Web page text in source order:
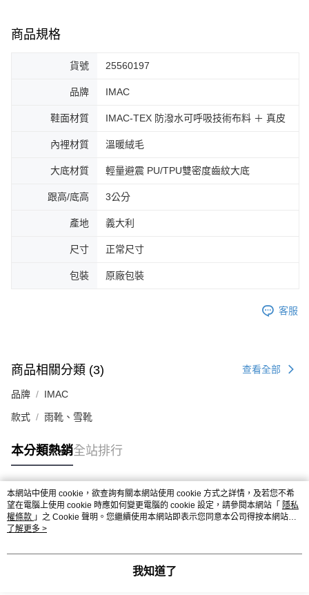
商品規格
貨號 25560197
品牌 IMAC
鞋面材質 IMAC-TEX 防潑水可呼吸技術布料 ＋ 真皮
內裡材質 溫暖絨毛
大底材質 輕量避震 PU/TPU雙密度齒紋大底
跟高/底高 3公分
產地 義大利
尺寸 正常尺寸
包裝 原廠包裝
客服
商品相關分類 (3) 查看全部
品牌 IMAC
款式 雨靴、雪靴
本分類熱銷全站排行
熱門標籤
本網站中使用 cookie，欲查詢有關本網站使用 cookie 方式之詳情，及若您不希
望在電腦上使用 cookie 時應如何變更電腦的 cookie 設定，請參閱本網站「 隱私
權條款 」之 Cookie 聲明。您繼續使用本網站即表示您同意本公司得按本網站使
用條款之 Cookie 聲明使用 cookie。
了解更多 >
我知道了